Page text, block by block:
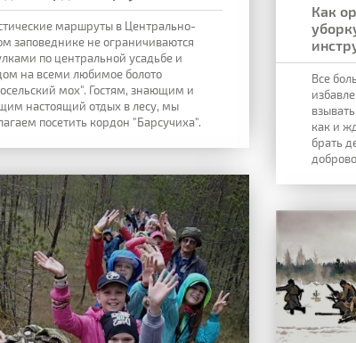
маршруты в Центрально-
заповеднике не ограничиваются
по центральной усадьбе и
на всеми любимое болото
мох". Гостям, знающим и
настоящий отдых в лесу, мы
посетить кордон "Барсучиха".
Как
Все
как и
брать